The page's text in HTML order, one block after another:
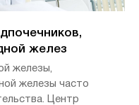
желез
железы,
железы часто
Центр